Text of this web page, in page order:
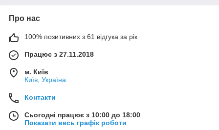
Про нас
100% позитивних з 61 відгука за рік
Працює з 27.11.2018
м. Київ
Київ, Україна
Контакти
Сьогодні працює з 10:00 до 18:00
Показати весь графік роботи